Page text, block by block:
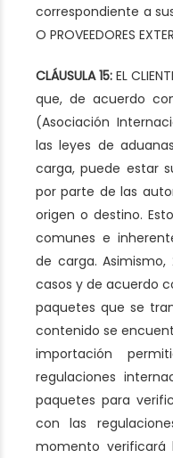
correspondiente a sus
O PROVEEDORES
CLÁUSULA 15: EL
que, de acuerdo
(Asociación
las leyes de
carga, puede estar
por parte de las
origen o destino.
comunes e
de carga. Asimismo,
casos y de acuerdo
paquetes que se
contenido se
importación
regulaciones
paquetes para
con las
momento verificará